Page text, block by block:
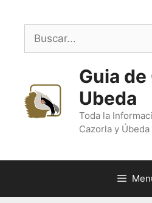
contenido
Buscar:
Guia
Ubeda
Toda la
Cazorla y Úbeda